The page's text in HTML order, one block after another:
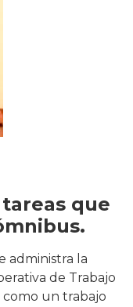
que
administra la
de Trabajo
como un trabajo